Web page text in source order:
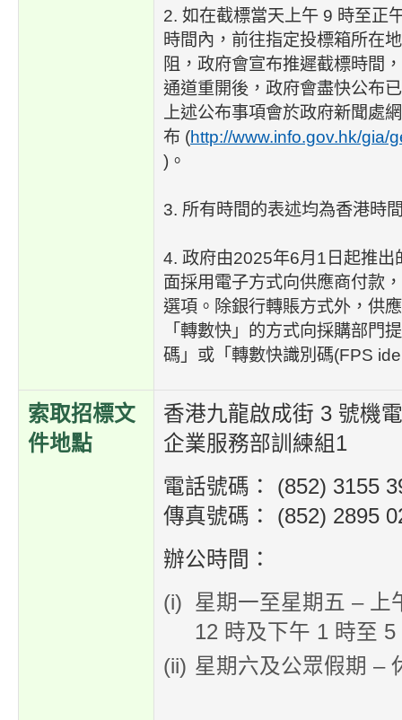
2. 如在截標當天上午 9 時至正
時間內，前往指定投標箱所在
阻，政府會宣布推遲截標時間
通道重開後，政府會盡快公布
上述公布事項會於政府新聞處
布 (http://www.info.gov.hk/gia/
)。
3. 所有時間的表述均為香港時
4. 政府由2025年6月1日起推出
面採用電子方式向供應商付款
選項。除銀行轉賬方式外，供
「轉數快」的方式向採購部門
碼」或「轉數快識別碼(FPS
索取招標文
件地點
香港九龍啟成街 3 號機
企業服務部訓練組1
電話號碼： (852) 3155
傳真號碼： (852) 2895
辦公時間：
星期一至星期五 – 上
12 時及下午 1 時至 5
星期六及公眾假期 –